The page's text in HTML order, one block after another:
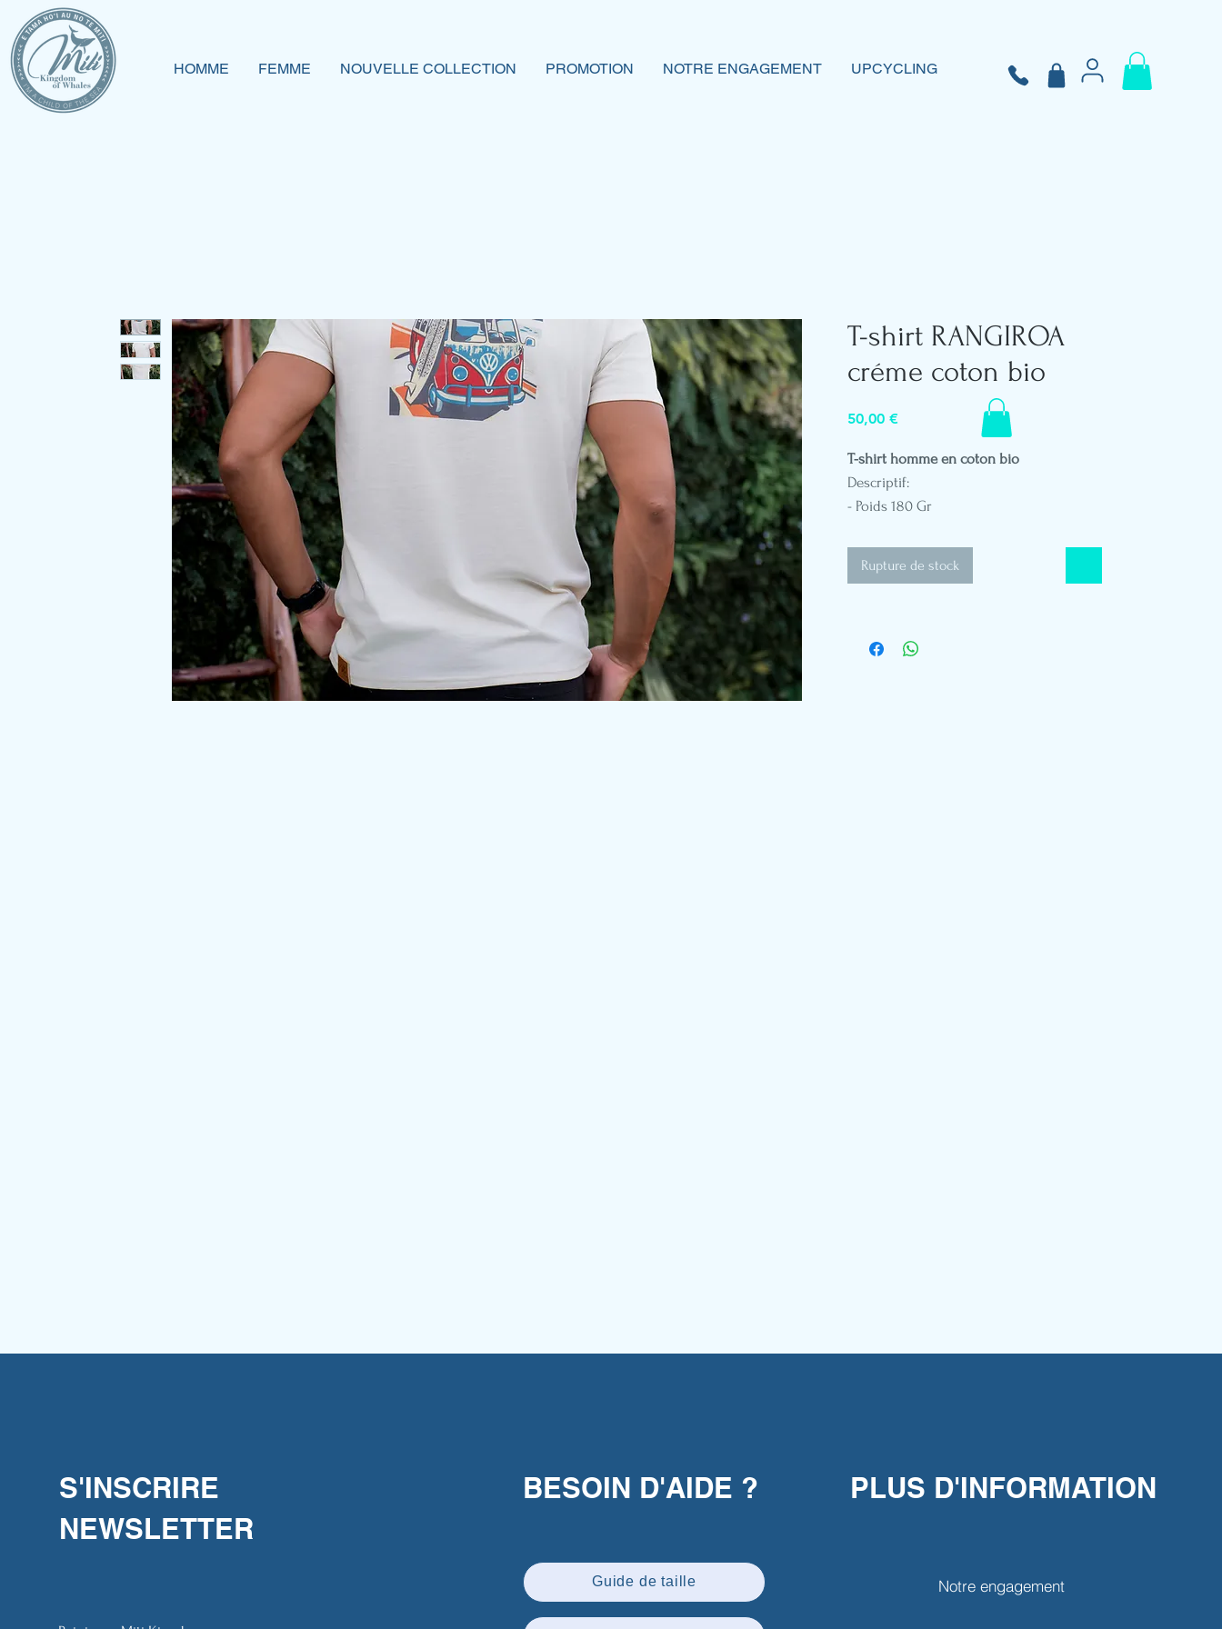
HOMME FEMME NOUVELLE COLLECTION PROMOTION NOTRE ENGAGEMENT UPCYCLING
T-shirt RANGIROA
créme coton bio
50,00 €Prix
T-shirt homme en coton bio
Descriptif:
- Poids 180 Gr
- Coupe standard
- Impression DTG
- Mannequin en taille M
Rupture de stock
S'INSCRIRE
NEWSLETTER
BESOIN D'AIDE ?
Guide de taille
PLUS D'INFORMATION
Notre engagement